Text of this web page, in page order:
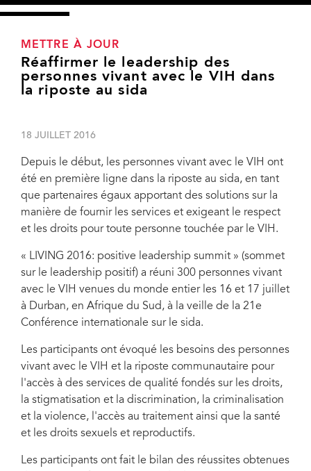
METTRE À JOUR
Réaffirmer le leadership des
personnes vivant avec le VIH dans
la riposte au sida
18 JUILLET 2016
Depuis le début, les personnes vivant avec le VIH ont
été en première ligne dans la riposte au sida, en tant
que partenaires égaux apportant des solutions sur la
manière de fournir les services et exigeant le respect
et les droits pour toute personne touchée par le VIH.
« LIVING 2016: positive leadership summit » (sommet
sur le leadership positif) a réuni 300 personnes vivant
avec le VIH venues du monde entier les 16 et 17 juillet
à Durban, en Afrique du Sud, à la veille de la 21e
Conférence internationale sur le sida.
Les participants ont évoqué les besoins des personnes
vivant avec le VIH et la riposte communautaire pour
l'accès à des services de qualité fondés sur les droits,
la stigmatisation et la discrimination, la criminalisation
et la violence, l'accès au traitement ainsi que la santé
et les droits sexuels et reproductifs.
Les participants ont fait le bilan des réussites obtenues